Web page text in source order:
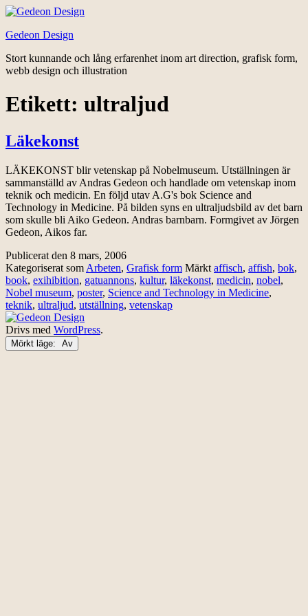
Hoppa
innehåll
Gedeon Design
Stort kunnande och lång erfarenhet inom art direction, grafisk form,
webb design och illustration
Etikett: ultraljud
Läkekonst
LÄKEKONST blir vetenskap på Nobelmuseum. Utställningen är
sammanställd av Andras Gedeon och handlade om vetenskap inom
teknik och medicin. En följd utav A.G's bok Science and
Technology in Medicine. På bilden syns en ultraljudsbild av det barn
som skulle bli Aiko Gedeon. Andras barnbarn. Formgivet av Jörgen
Gedeon, Aikos far.
Publicerat den 8 mars, 2006
Kategoriserat som Arbeten, Grafisk form Märkt affisch, affish, bok,
book, exihibition, gatuannons, kultur, läkekonst, medicin, nobel,
Nobel museum, poster, Science and Technology in Medicine,
teknik, ultraljud, utställning, vetenskap
Drivs med WordPress.
Mörkt läge: